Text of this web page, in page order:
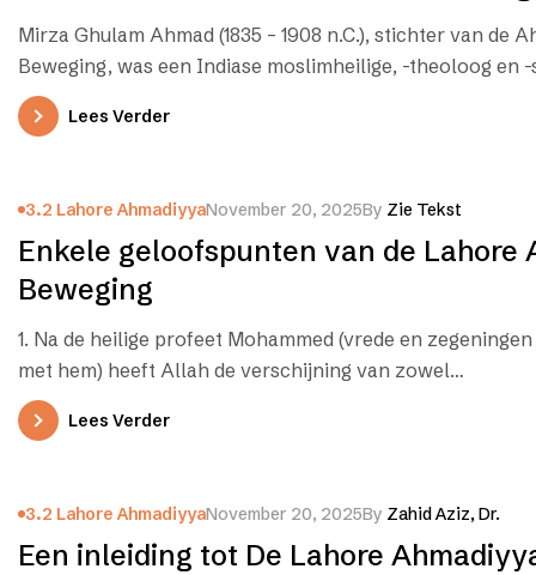
Mirza Ghulam Ahmad (1835 – 1908 n.C.), stichter van de
Beweging, was een Indiase moslimheilige, -theoloog en
Lees Verder
3.2 Lahore AhmadiyyaNovember 20, 2025By Zie Tekst
Enkele geloofspunten van de Lahore
Beweging
1. Na de heilige profeet Mohammed (vrede en
met hem) heeft Allah de verschijning van zowel…
Lees Verder
3.2 Lahore AhmadiyyaNovember 20, 2025By Zahid Aziz, Dr.
Een inleiding tot De Lahore